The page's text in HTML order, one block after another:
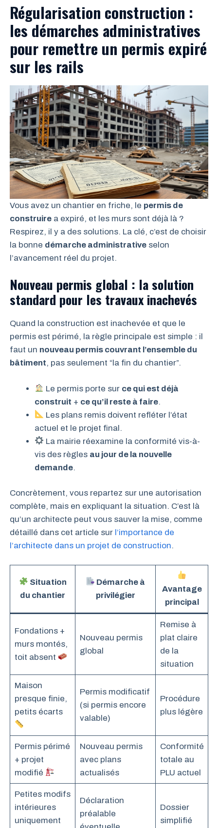
Régularisation construction :
les démarches administratives
pour remettre un permis expiré
sur les rails
Vous avez un chantier en friche, le permis de
construire a expiré, et les murs sont déjà là ?
Respirez, il y a des solutions. La clé, c’est de choisir
la bonne démarche administrative selon
l’avancement réel du projet.
Nouveau permis global : la solution
standard pour les travaux inachevés
Quand la construction est inachevée et que le
permis est périmé, la règle principale est simple : il
faut un nouveau permis couvrant l’ensemble du
bâtiment, pas seulement “la fin du chantier”.
Le permis porte sur ce qui est déjà
construit + ce qu’il reste à faire.
Les plans remis doivent refléter l’état
actuel et le projet final.
La mairie réexamine la conformité vis-à-
vis des règles au jour de la nouvelle
demande.
Concrètement, vous repartez sur une autorisation
complète, mais en expliquant la situation. C’est là
qu’un architecte peut vous sauver la mise, comme
détaillé dans cet article sur l’importance de
l’architecte dans un projet de construction.
Situation
du chantier
Démarche à
privilégier
Avantage
principal
Fondations +
murs montés,
toit absent
Nouveau permis
global
Remise à
plat claire
de la
situation
Maison
presque finie,
petits écarts
Permis modificatif
(si permis encore
valable)
Procédure
plus légère
Permis périmé
+ projet
modifié
Nouveau permis
avec plans
actualisés
Conformité
totale au
PLU actuel
Petites modifs
intérieures
uniquement
Déclaration
préalable
Dossier
simplifié